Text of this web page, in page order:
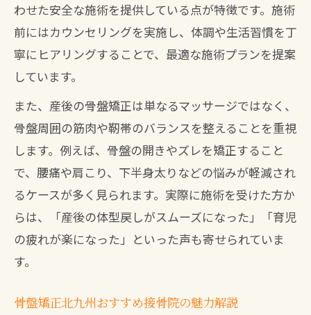
わせた安全な施術を提供している点が特徴です。施術
前にはカウンセリングを実施し、体調や生活習慣を丁
寧にヒアリングすることで、最適な施術プランを提案
しています。
また、産後の骨盤矯正は単なるマッサージではなく、
骨盤周囲の筋肉や靭帯のバランスを整えることを重視
します。例えば、骨盤の開きやズレを矯正すること
で、腰痛や肩こり、下半身太りなどの悩みが軽減され
るケースが多く見られます。実際に施術を受けた方か
らは、「産後の体型戻しがスムーズになった」「育児
の疲れが楽になった」といった声も寄せられていま
す。
骨盤矯正北九州おすすめ接骨院の魅力解説